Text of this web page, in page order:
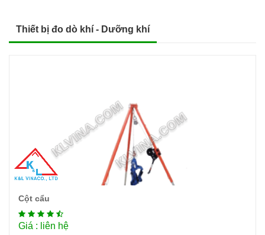
Thiết bị đo dò khí - Dưỡng khí
Cột cẩu
Giá : liên hệ